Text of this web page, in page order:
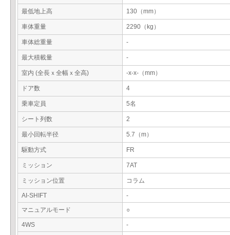
最低地上高 130（mm）
車体重量 2290（kg）
車体総重量 -
最大積載量 -
室内 (全長ｘ全幅ｘ全高) -x-x-（mm）
ドア数 4
乗車定員 5名
シート列数 2
最小回転半径 5.7（m）
駆動方式 FR
ミッション 7AT
ミッション位置 コラム
AI-SHIFT
-
マニュアルモード
○
4WS -